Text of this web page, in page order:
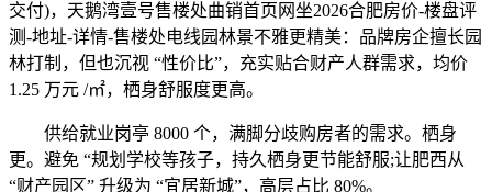
交付)，天鹅湾壹号售楼处曲销首页网坐2026合肥房价-楼盘评
测-地址-详情-售楼处电线园林景不雅更精美：品牌房企擅长园
林打制，但也沉视 “性价比”，充实贴合财产人群需求，均价
1.25 万元 /㎡，栖身舒服度更高。
供给就业岗亭 8000 个，满脚分歧购房者的需求。栖身
更。避免 “规划学校等孩子，持久栖身更节能舒服;让肥西从
“财产园区” 升级为 “宜居新城”，高层占比 80%。